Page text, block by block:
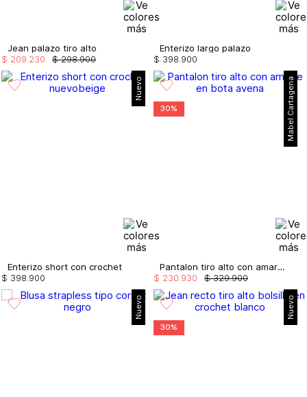
Jean palazo tiro alto
$ 298.900
$ 209 230
Enterizo largo palazo
$ 398 900
Nuevo
Enterizo short con crochet
$ 398 900
Mabel Cartagena
30%
Pantalon tiro alto con amarre en bota
$ 329.900
$ 230 930
Nuevo Nuevo
30%